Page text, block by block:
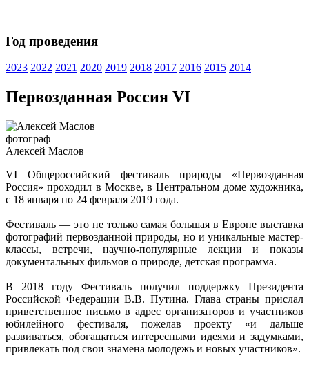
Год проведения
2023 2022 2021 2020 2019 2018 2017 2016 2015 2014
Первозданная Россия VI
фотограф
Алексей Маслов
VI Общероссийский фестиваль природы «Первозданная
Россия» проходил в Москве, в Центральном доме художника,
с 18 января по 24 февраля 2019 года.
Фестиваль — это не только самая большая в Европе выставка
фотографий первозданной природы, но и уникальные мастер-
классы, встречи, научно-популярные лекции и показы
документальных фильмов о природе, детская программа.
В 2018 году Фестиваль получил поддержку Президента
Российской Федерации В.В. Путина. Глава страны прислал
приветственное письмо в адрес организаторов и участников
юбилейного фестиваля, пожелав проекту «и дальше
развиваться, обогащаться интересными идеями и задумками,
привлекать под свои знамена молодежь и новых участников».